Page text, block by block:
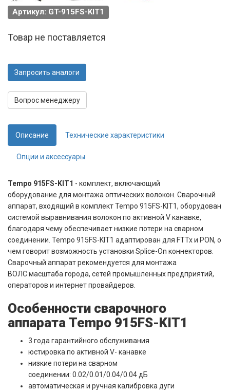
Артикул: GT-915FS-KIT1
Товар не поставляется
Запросить аналоги
Вопрос менеджеру
Описание Технические характеристики
Опции и аксессуары
Tempo 915FS-KIT1 - комплект, включающий
оборудование для монтажа оптических волокон. Сварочный
аппарат, входящий в комплект Tempo 915FS-KIT1, оборудован
системой выравнивания волокон по активной V канавке,
благодаря чему обеспечивает низкие потери на сварном
соединении. Tempo 915FS-KIT1 адаптирован для FTTx и PON, о
чем говорит возможность установки Splice-On коннекторов.
Сварочный аппарат рекомендуется для монтажа
ВОЛС масштаба города, сетей промышленных предприятий,
операторов и интернет провайдеров.
Особенности сварочного
аппарата Tempo 915FS-KIT1
3 года гарантийного обслуживания
юстировка по активной V- канавке
низкие потери на сварном
соединении: 0.02/0.01/0.04/0.04 дБ
автоматическая и ручная калибровка дуги